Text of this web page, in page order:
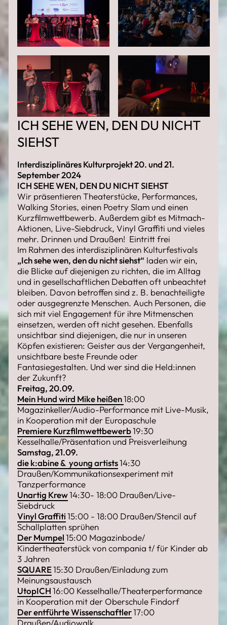
ICH SEHE WEN, DEN DU NICHT
SIEHST
Interdisziplinäres Kulturprojekt 20. und 21.
September 2024
ICH SEHE WEN, DEN DU NICHT SIEHST
Wir präsentieren Theaterstücke, Performances,
Walking Stories, einen Poetry Slam und einen
Kurzfilmwettbewerb. Außerdem gibt es Mitmach-
Aktionen, Live-Siebdruck, Vinyl Graffiti und vieles
mehr. Drinnen und Draußen! Eintritt frei
Im Rahmen des interdisziplinären Kulturfestivals
„Ich sehe wen, den du nicht siehst“ laden wir ein,
die Blicke auf diejenigen zu richten, die im Alltag
und in gesellschaftlichen Debatten oft unbeachtet
bleiben. Davon betroffen sind z. B. benachteiligte
oder ausgegrenzte Menschen. Auch Personen, die
sich mit viel Engagement für ihre Mitmenschen
einsetzen, werden oft nicht gesehen. Ebenfalls
unsichtbar sind diejenigen, die nur in unseren
Köpfen existieren: Geister aus der Vergangenheit,
unsichtbare beste Freunde oder
Fantasiegestalten. Und wer sind die Held:innen
der Zukunft?
Freitag, 20.09.
Mein Hund wird Mike heißen18:00
Magazinkeller/Audio-Performance mit Live-Musik,
in Kooperation mit der Europaschule
Premiere Kurzfilmwettbewerb19:30
Kesselhalle/Präsentation und Preisverleihung
Samstag, 21.09.
die k:abine & young artists14:30
Draußen/Kommunikationsexperiment mit
Tanzperformance
Unartig Krew14:30- 18:00 Draußen/Live-
Siebdruck
Vinyl Graffiti15:00 - 18:00 Draußen/Stencil auf
Schallplatten sprühen
Der Mumpel15:00 Magazinbode/
Kindertheaterstück von compania t/ für Kinder ab
3 Jahren
SQUARE15:30 Draußen/Einladung zum
Meinungsaustausch
UtopICH16:00 Kesselhalle/Theaterperformance
in Kooperation mit der Oberschule Findorf
Der entführte Wissenschaftler17:00